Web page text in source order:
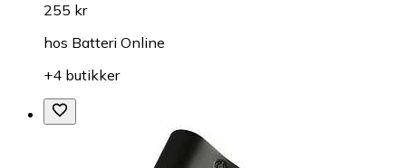
255 kr
hos Batteri Online
+4 butikker